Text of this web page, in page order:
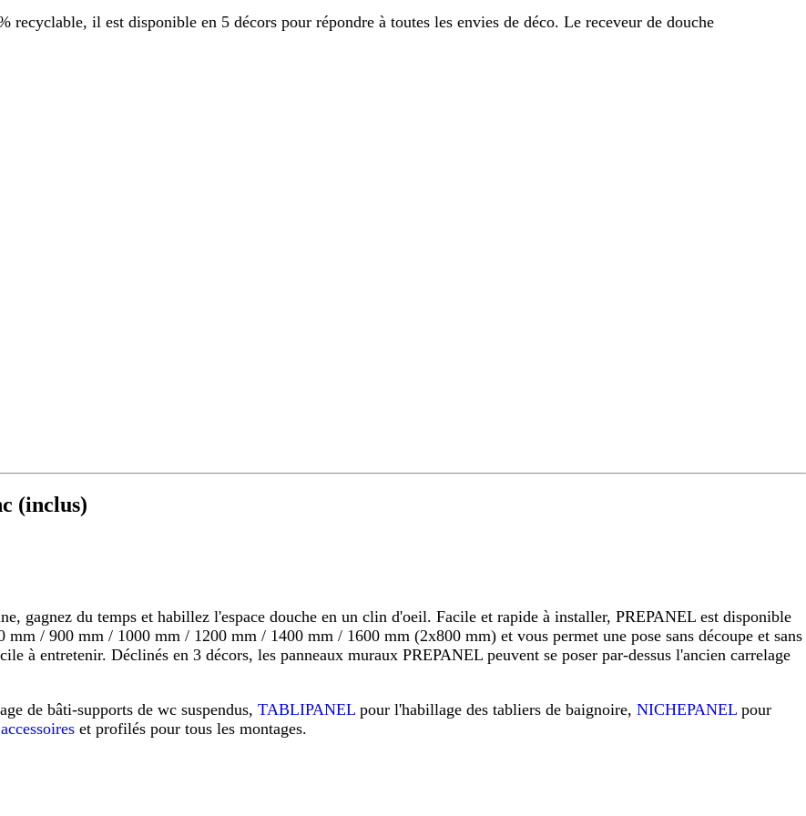
recyclable, il est disponible en 5 décors pour répondre à toutes les envies de déco. Le receveur de douche
(inclus)
gagnez du temps et habillez l'espace douche en un clin d'oeil. Facile et rapide à installer, PREPANEL est disponible
mm / 900 mm / 1000 mm / 1200 mm / 1400 mm / 1600 mm (2x800 mm) et vous permet une pose sans découpe et sans
à entretenir. Déclinés en 3 décors, les panneaux muraux PREPANEL peuvent se poser par-dessus l'ancien carrelage
de bâti-supports de wc suspendus, TABLIPANEL pour l'habillage des tabliers de baignoire, NICHEPANEL pour
accessoires et profilés pour tous les montages.